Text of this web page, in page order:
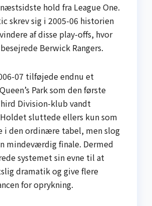
hold fra League One.
skrev sig i 2005-06 histo­rien
af disse play-offs, hvor
Berwick Rangers.
07 tilføjede endnu et
Park som den første
Division-klub vandt
sluttede ellers kun som
i den ordinære tabel, men slog
mindeværdig finale. Dermed
systemet sin evne til at
dramatik og give flere
for oprykning.